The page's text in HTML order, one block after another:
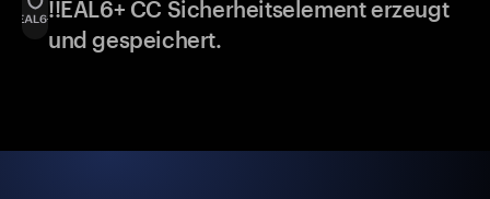
!!EAL6+ CC Sicherheitselement erzeugt
und gespeichert.